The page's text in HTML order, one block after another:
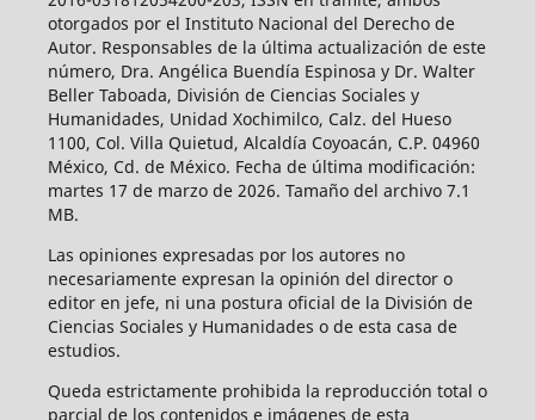
otorgados por el Instituto Nacional del Derecho de
Autor. Responsables de la última actualización de este
número, Dra. Angélica Buendía Espinosa y Dr. Walter
Beller Taboada, División de Ciencias Sociales y
Humanidades, Unidad Xochimilco, Calz. del Hueso
1100, Col. Villa Quietud, Alcaldía Coyoacán, C.P. 04960
México, Cd. de México. Fecha de última modificación:
martes 17 de marzo de 2026. Tamaño del archivo 7.1
MB.
Las opiniones expresadas por los autores no
necesariamente expresan la opinión del director o
editor en jefe, ni una postura oficial de la División de
Ciencias Sociales y Humanidades o de esta casa de
estudios.
Queda estrictamente prohibida la reproducción total o
parcial de los contenidos e imágenes de esta